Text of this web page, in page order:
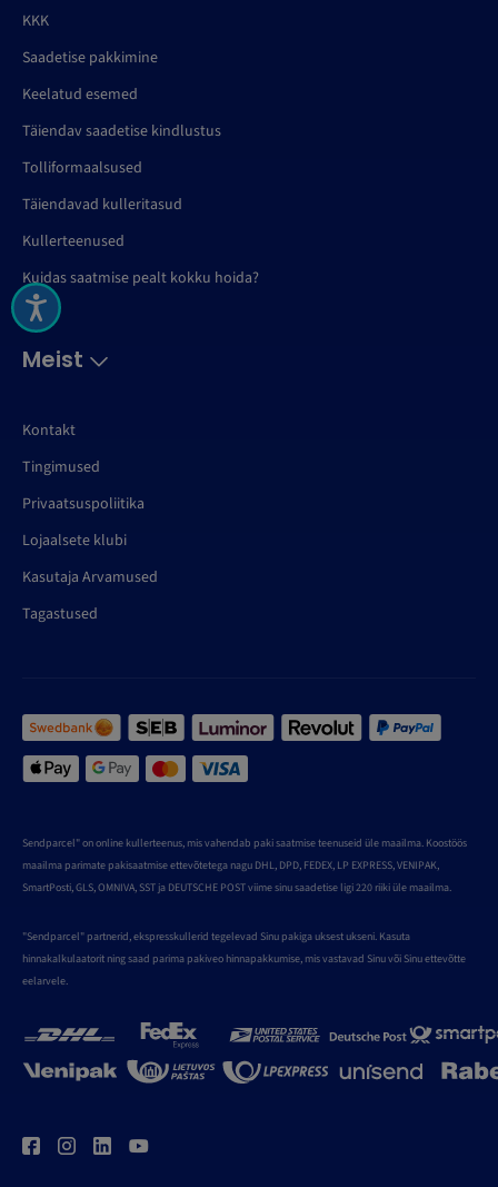
KKK
Saadetise pakkimine
Keelatud esemed
Täiendav saadetise kindlustus
Tolliformaalsused
Täiendavad kulleritasud
Kullerteenused
Kuidas saatmise pealt kokku hoida?
Meist
Kontakt
Tingimused
Privaatsuspoliitika
Lojaalsete klubi
Kasutaja Arvamused
Tagastused
Sendparcel" on online kullerteenus, mis vahendab paki saatmise teenuseid üle maailma. Koostöös
maailma parimate pakisaatmise ettevõtetega nagu DHL, DPD, FEDEX, LP EXPRESS, VENIPAK,
SmartPosti, GLS, OMNIVA, SST ja DEUTSCHE POST viime sinu saadetise ligi 220 riiki üle maailma.
"Sendparcel" partnerid, ekspresskullerid tegelevad Sinu pakiga uksest ukseni. Kasuta
hinnakalkulaatorit ning saad parima pakiveo hinnapakkumise, mis vastavad Sinu või Sinu ettevõtte
eelarvele.